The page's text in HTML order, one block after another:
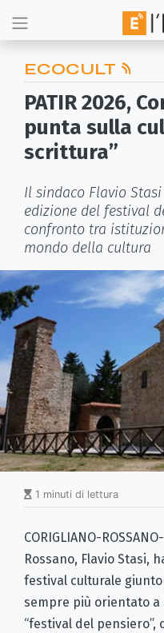
ECOCULT
PATIR 2026,
punta sulla
scrittura”
Il sindaco Flavio
edizione del festival
confronto tra
mondo della cultura
1 minuti di lettura
CORIGLIANO-
Rossano, Flavio Stasi,
festival culturale
sempre più orientato
“festival del